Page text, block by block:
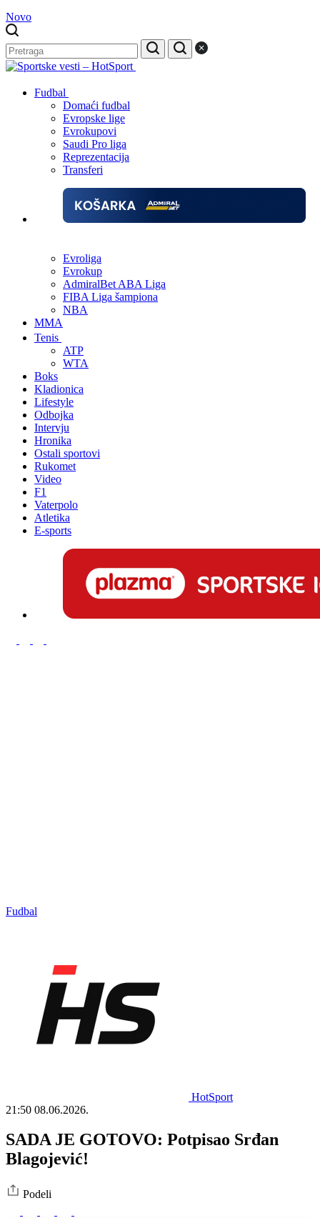
Novo
Fudbal
Domaći fudbal
Evropske lige
Evrokupovi
Saudi Pro liga
Reprezentacija
Transferi
Evroliga
Evrokup
AdmiralBet ABA Liga
FIBA Liga šampiona
NBA
MMA
Tenis
ATP
WTA
Boks
Kladionica
Lifestyle
Odbojka
Intervju
Hronika
Ostali sportovi
Rukomet
Video
F1
Vaterpolo
Atletika
E-sports
Fudbal
HotSport
21:50 08.06.2026.
SADA JE GOTOVO: Potpisao Srđan
Blagojević!
Podeli